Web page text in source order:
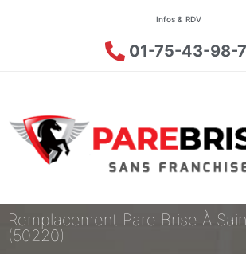
Infos & RDV
01-75-43-98-
Remplacement Pare Brise À
(50220)